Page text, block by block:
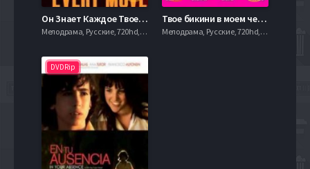
Он Знает Каждое Твое Движение (2018)
Мелодрама, Русские, 720hd, mobilen, , Слайдер
Твое бикини в моем чемодане (2013)
Мелодрама, Русские, 720hd, mobilen, , Слайдер
DVDRip